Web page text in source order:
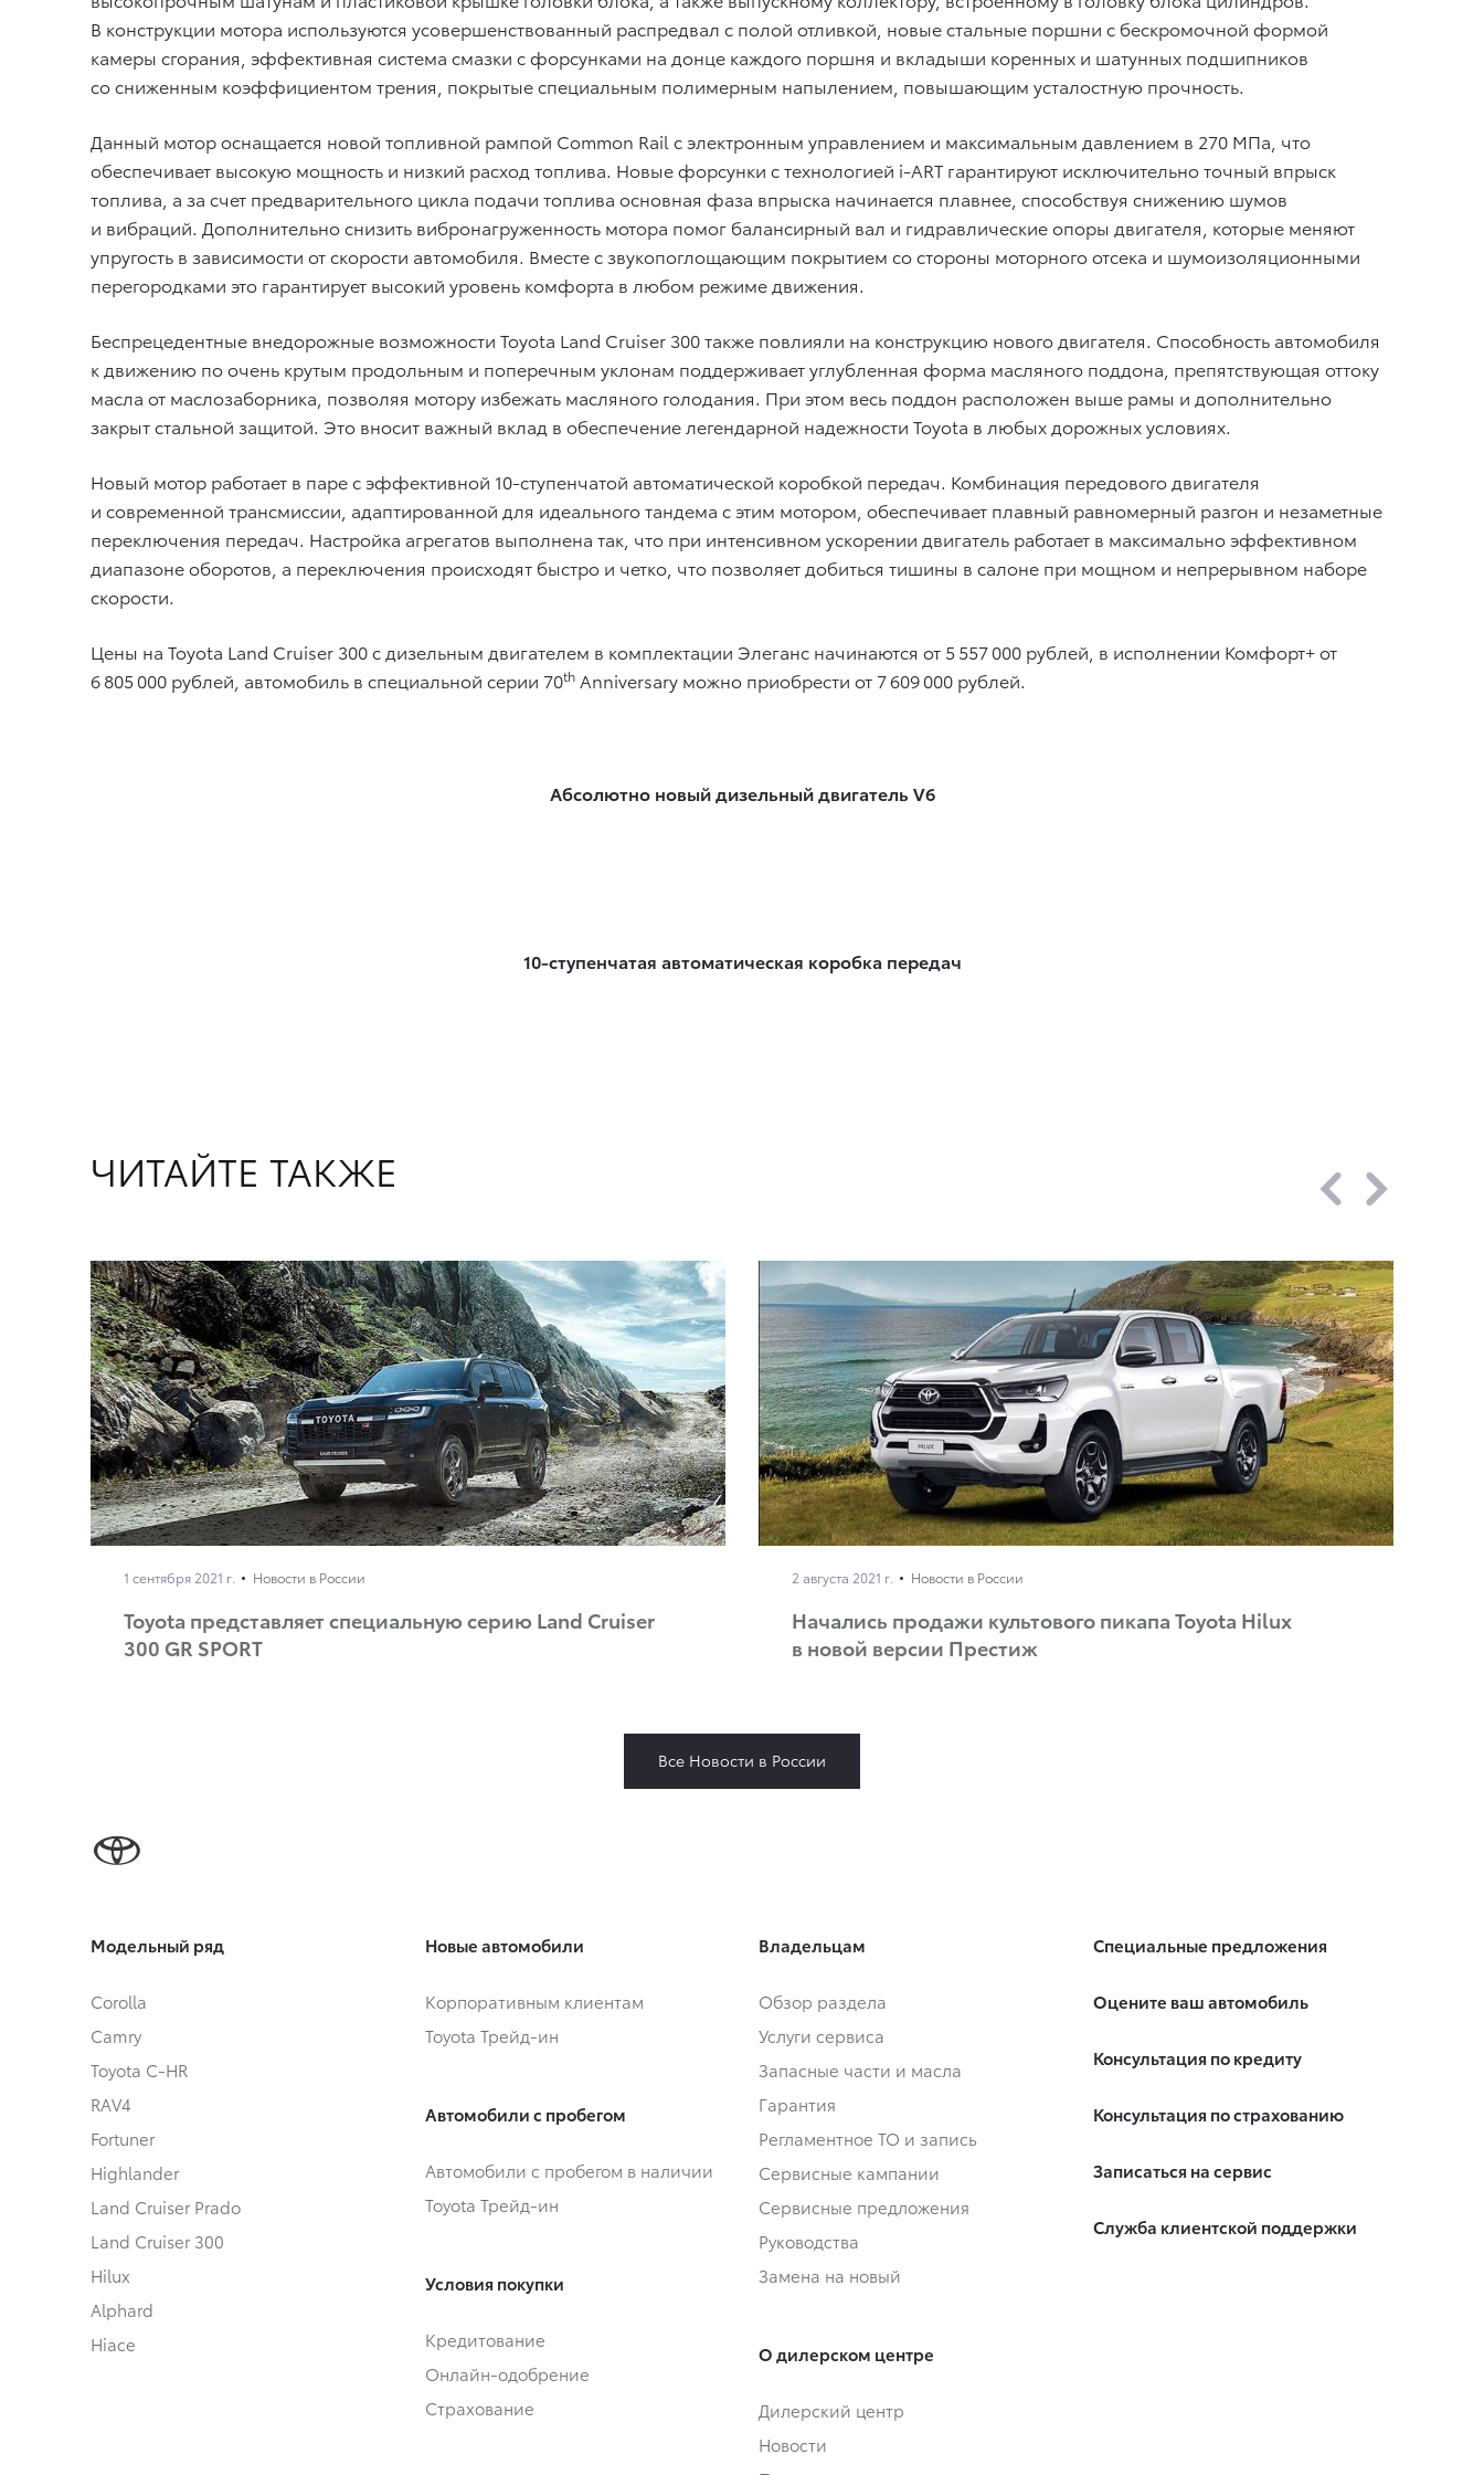
В конструкции мотора используются усовершенствованный распредвал с полой отливкой, новые стальные поршни с бескромочной формой
камеры сгорания, эффективная система смазки с форсунками на донце каждого поршня и вкладыши коренных и шатунных подшипников
со сниженным коэффициентом трения, покрытые специальным полимерным напылением, повышающим усталостную прочность.
Данный мотор оснащается новой топливной рампой Common Rail с электронным управлением и максимальным давлением в 270 МПа, что
обеспечивает высокую мощность и низкий расход топлива. Новые форсунки с технологией i-ART гарантируют исключительно точный впрыск
топлива, а за счет предварительного цикла подачи топлива основная фаза впрыска начинается плавнее, способствуя снижению шумов
и вибраций. Дополнительно снизить вибронагруженность мотора помог балансирный вал и гидравлические опоры двигателя, которые меняют
упругость в зависимости от скорости автомобиля. Вместе с звукопоглощающим покрытием со стороны моторного отсека и шумоизоляционными
перегородками это гарантирует высокий уровень комфорта в любом режиме движения.
Беспрецедентные внедорожные возможности Toyota Land Cruiser 300 также повлияли на конструкцию нового двигателя. Способность автомобиля
к движению по очень крутым продольным и поперечным уклонам поддерживает углубленная форма масляного поддона, препятствующая оттоку
масла от маслозаборника, позволяя мотору избежать масляного голодания. При этом весь поддон расположен выше рамы и дополнительно
закрыт стальной защитой. Это вносит важный вклад в обеспечение легендарной надежности Toyota в любых дорожных условиях.
Новый мотор работает в паре с эффективной 10-ступенчатой автоматической коробкой передач. Комбинация передового двигателя
и современной трансмиссии, адаптированной для идеального тандема с этим мотором, обеспечивает плавный равномерный разгон и незаметные
переключения передач. Настройка агрегатов выполнена так, что при интенсивном ускорении двигатель работает в максимально эффективном
диапазоне оборотов, а переключения происходят быстро и четко, что позволяет добиться тишины в салоне при мощном и непрерывном наборе
скорости.
Цены на Toyota Land Cruiser 300 с дизельным двигателем в комплектации Элеганс начинаются от 5 557 000 рублей, в исполнении Комфорт+ от
6 805 000 рублей, автомобиль в специальной серии 70th Anniversary можно приобрести от 7 609 000 рублей.
Абсолютно новый дизельный двигатель V6
10-ступенчатая автоматическая коробка передач
ЧИТАЙТЕ ТАКЖЕ
1 сентября 2021 г. Новости в России
Toyota представляет специальную серию Land Cruiser
300 GR SPORT
2 августа 2021 г. Новости в России
Начались продажи культового пикапа Toyota Hilux
в новой версии Престиж
Все Новости в России
Модельный ряд
Corolla
Camry
Toyota C-HR
RAV4
Fortuner
Highlander
Land Cruiser Prado
Land Cruiser 300
Hilux
Alphard
Hiace
Новые автомобили
Корпоративным клиентам
Toyota Трейд-ин
Автомобили с пробегом
Автомобили с пробегом в наличии
Toyota Трейд-ин
Условия покупки
Кредитование
Онлайн-одобрение
Страхование
Владельцам
Обзор раздела
Услуги сервиса
Запасные части и масла
Гарантия
Регламентное ТО и запись
Сервисные кампании
Сервисные предложения
Руководства
Замена на новый
О дилерском центре
Дилерский центр
Новости
Специальные предложения
Оцените ваш автомобиль
Консультация по кредиту
Консультация по страхованию
Записаться на сервис
Служба клиентской поддержки